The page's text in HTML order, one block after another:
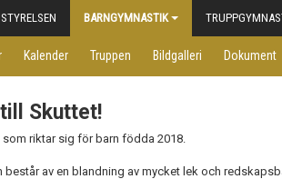
STYRELSEN BARNGYMNASTIK
Kalender Truppen Bildgalleri Dokument
Skuttet!
som riktar sig för barn födda 2018.
består av en blandning av mycket lek och